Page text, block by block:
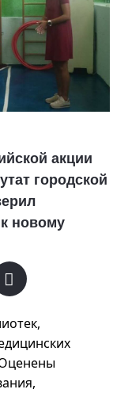
акции
городской
новому